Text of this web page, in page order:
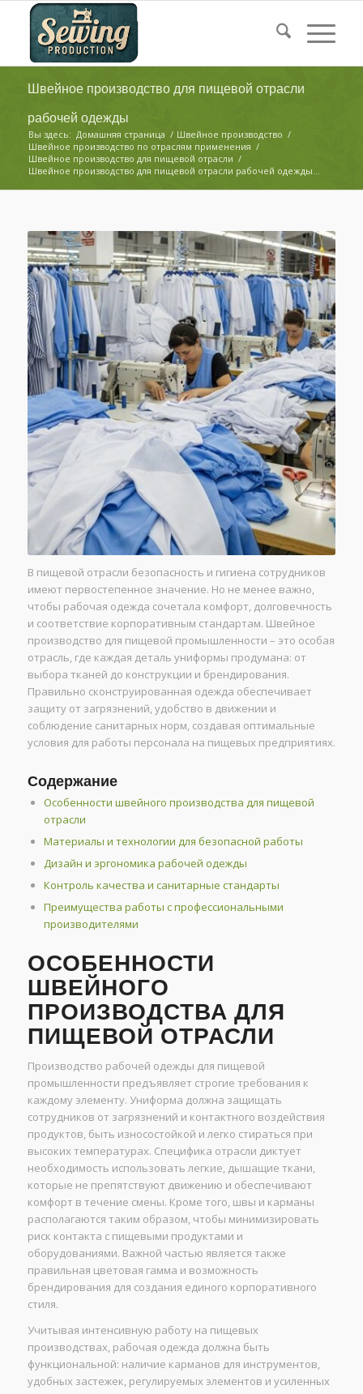
Швейное производство для пищевой отрасли
рабочей одежды
Вы здесь: Домашняя страница / Швейное производство /
Швейное производство по отраслям применения /
Швейное производство для пищевой отрасли /
Швейное производство для пищевой отрасли рабочей одежды...
В пищевой отрасли безопасность и гигиена сотрудников
имеют первостепенное значение. Но не менее важно,
чтобы рабочая одежда сочетала комфорт, долговечность
и соответствие корпоративным стандартам. Швейное
производство для пищевой промышленности – это особая
отрасль, где каждая деталь униформы продумана: от
выбора тканей до конструкции и брендирования.
Правильно сконструированная одежда обеспечивает
защиту от загрязнений, удобство в движении и
соблюдение санитарных норм, создавая оптимальные
условия для работы персонала на пищевых предприятиях.
Содержание
Особенности швейного производства для пищевой
отрасли
Материалы и технологии для безопасной работы
Дизайн и эргономика рабочей одежды
Контроль качества и санитарные стандарты
Преимущества работы с профессиональными
производителями
ОСОБЕННОСТИ
ШВЕЙНОГО
ПРОИЗВОДСТВА ДЛЯ
ПИЩЕВОЙ ОТРАСЛИ
Производство рабочей одежды для пищевой
промышленности предъявляет строгие требования к
каждому элементу. Униформа должна защищать
сотрудников от загрязнений и контактного воздействия
продуктов, быть износостойкой и легко стираться при
высоких температурах. Специфика отрасли диктует
необходимость использовать легкие, дышащие ткани,
которые не препятствуют движению и обеспечивают
комфорт в течение смены. Кроме того, швы и карманы
располагаются таким образом, чтобы минимизировать
риск контакта с пищевыми продуктами и
оборудованиями. Важной частью является также
правильная цветовая гамма и возможность
брендирования для создания единого корпоративного
стиля.
Учитывая интенсивную работу на пищевых
производствах, рабочая одежда должна быть
функциональной: наличие карманов для инструментов,
удобных застежек, регулируемых элементов и усиленных